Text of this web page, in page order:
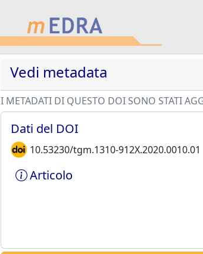
Vedi metadata
I METADATI DI QUESTO DOI SONO STATI
Dati del DOI
10.53230/tgm.1310-912X.2020.0010.01
Articolo